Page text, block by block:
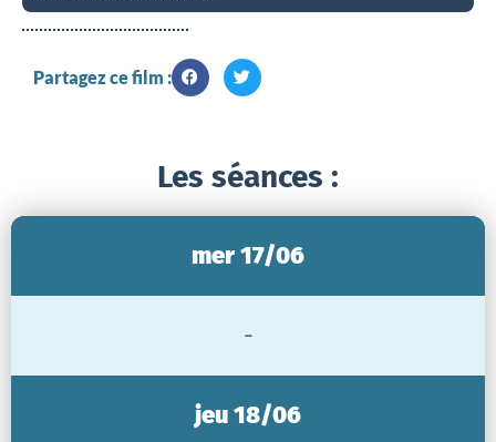
Partagez ce film :
Les séances :
mer 17/06
-
jeu 18/06